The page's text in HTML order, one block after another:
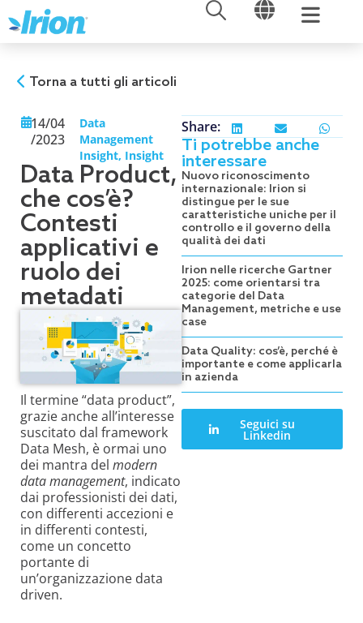
al
contenuto
APRI APRI
Torna a tutti gli articoli
14/04
/2023
Data
Management
Insight, Insight
Data Product,
che cos’è?
Contesti
applicativi e
ruolo dei
metadati
Il termine “data product”,
grazie anche all’interesse
suscitato dal framework
Data Mesh, è ormai uno
dei mantra del modern
data management, indicato
dai professionisti dei dati,
con differenti accezioni e
in differenti contesti,
come un concetto
portante di
un’organizzazione data
driven.
Share:
Ti potrebbe anche
interessare
Nuovo riconoscimento
internazionale: Irion si
distingue per le sue
caratteristiche uniche per il
controllo e il governo della
qualità dei dati
Irion nelle ricerche Gartner
2025: come orientarsi tra
categorie del Data
Management, metriche e use
case
Data Quality: cos’è, perché è
importante e come applicarla
in azienda
Seguici su
Linkedin